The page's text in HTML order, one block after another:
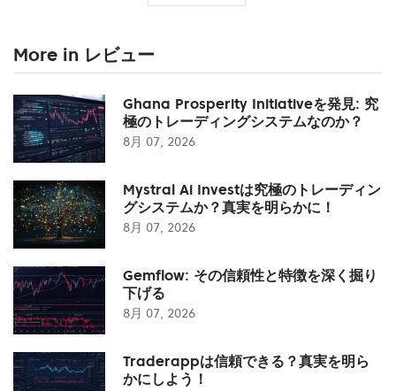
More in レビュー
Ghana Prosperity Initiativeを発見: 究
極のトレーディングシステムなのか？
8月 07, 2026
Mystral Ai Investは究極のトレーディン
グシステムか？真実を明らかに！
8月 07, 2026
Gemflow: その信頼性と特徴を深く掘り
下げる
8月 07, 2026
Traderappは信頼できる？真実を明ら
かにしよう！